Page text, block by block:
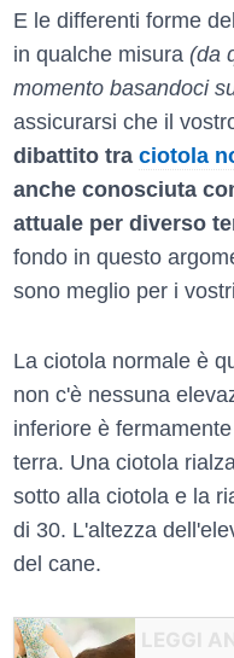
E le differenti forme
in qualche misura (da
momento basandoci
assicurarsi che il
dibattito tra ciotola
anche conosciuta
attuale per diverso
fondo in questo
sono meglio per i
La ciotola normale è
non c'è nessuna
inferiore è
terra. Una ciotola
sotto alla ciotola e la
di 30. L'altezza
del cane.